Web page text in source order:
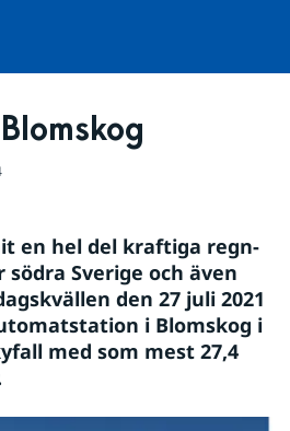
en hel del kraftiga regn-
Sverige och även
den 27 juli 2021
i Blomskog i
med som mest 27,4